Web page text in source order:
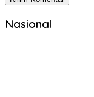
Nasional